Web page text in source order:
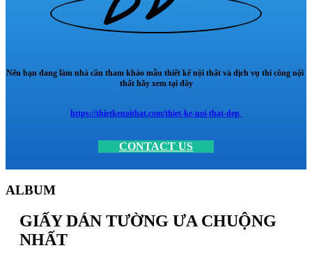
Nếu bạn đang làm nhà cần tham khảo mẫu thiết kế nội thất và dịch vụ thi công nội
thất hãy xem tại đây
https://thietkenoithat.com/thiet-ke-noi-that-dep
CONTACT US
ALBUM
GIẤY DÁN TƯỜNG ƯA CHUỘNG
NHẤT